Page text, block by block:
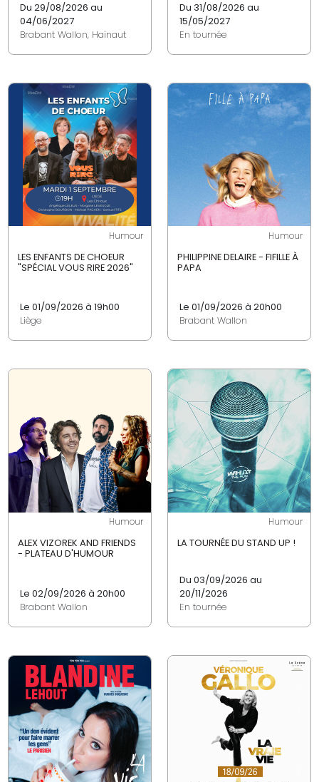
Du 29/08/2026 au
04/06/2027
Brabant Wallon, Hainaut
Du 31/08/2026 au
15/05/2027
En tournée
Humour
LES ENFANTS DE CHOEUR
"SPÉCIAL VOUS RIRE 2026"
Le 01/09/2026 à 19h00
Liège
Humour
PHILIPPINE DELAIRE - FIFILLE À
PAPA
Le 01/09/2026 à 20h00
Brabant Wallon
Humour
ALEX VIZOREK AND FRIENDS
- PLATEAU D'HUMOUR
Le 02/09/2026 à 20h00
Brabant Wallon
Humour
LA TOURNÉE DU STAND UP !
Du 03/09/2026 au
20/11/2026
En tournée